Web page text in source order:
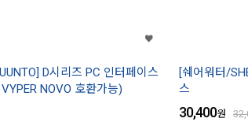
D시리즈 PC 인터페이스
NOVO 호환가능)
[쉐어워터/
스
30,400원